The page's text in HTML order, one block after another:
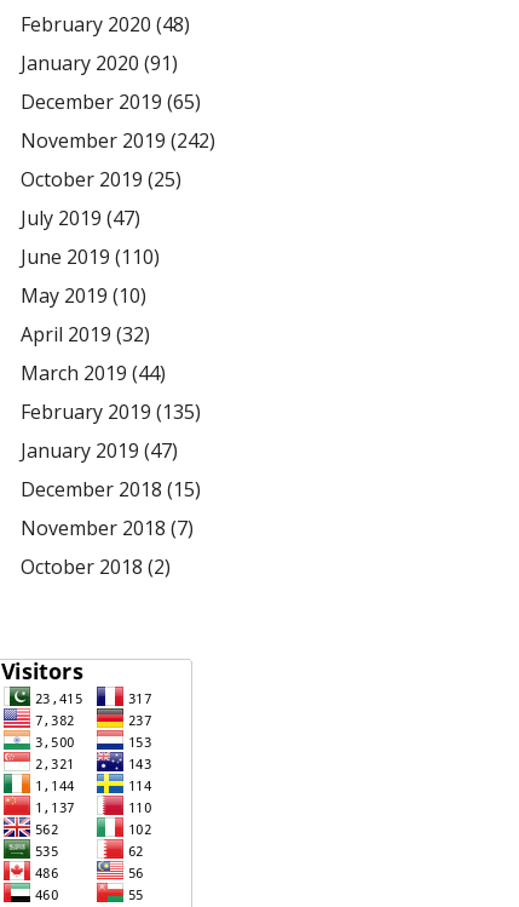
February 2020 (48)
January 2020 (91)
December 2019 (65)
November 2019 (242)
October 2019 (25)
July 2019 (47)
June 2019 (110)
May 2019 (10)
April 2019 (32)
March 2019 (44)
February 2019 (135)
January 2019 (47)
December 2018 (15)
November 2018 (7)
October 2018 (2)